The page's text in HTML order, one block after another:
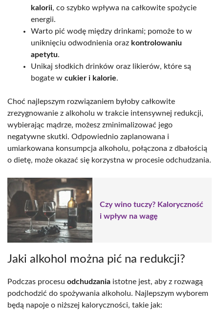
kalorii, co szybko wpływa na całkowite spożycie
energii.
Warto pić wodę między drinkami; pomoże to w
uniknięciu odwodnienia oraz kontrolowaniu
apetytu.
Unikaj słodkich drinków oraz likierów, które są
bogate w cukier i kalorie.
Choć najlepszym rozwiązaniem byłoby całkowite
zrezygnowanie z alkoholu w trakcie intensywnej redukcji,
wybierając mądrze, możesz zminimalizować jego
negatywne skutki. Odpowiednio zaplanowana i
umiarkowana konsumpcja alkoholu, połączona z dbałością
o dietę, może okazać się korzystna w procesie odchudzania.
Czy wino tuczy? Kaloryczność
i wpływ na wagę
Jaki alkohol można pić na redukcji?
Podczas procesu odchudzania istotne jest, aby z rozwagą
podchodzić do spożywania alkoholu. Najlepszym wyborem
będą napoje o niższej kaloryczności, takie jak: